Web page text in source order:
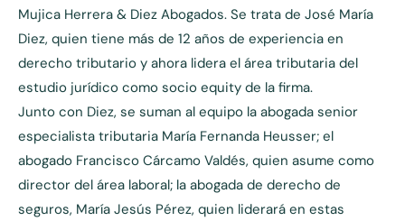
Mujica Herrera & Diez Abogados. Se trata de José María
Diez, quien tiene más de 12 años de experiencia en
derecho tributario y ahora lidera el área tributaria del
estudio jurídico como socio equity de la firma.
Junto con Diez, se suman al equipo la abogada senior
especialista tributaria María Fernanda Heusser; el
abogado Francisco Cárcamo Valdés, quien asume como
director del área laboral; la abogada de derecho de
seguros, María Jesús Pérez, quien liderará en estas